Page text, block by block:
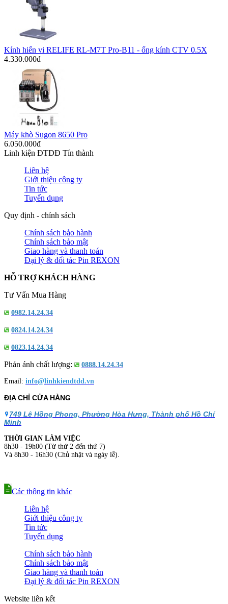
Kính hiển vi RELIFE RL-M7T Pro-B11 - ống kính CTV 0.5X
4.330.000đ
Máy khò Sugon 8650 Pro
6.050.000đ
Linh kiện ĐTDĐ Tín thành
Liên hệ
Giới thiệu công ty
Tin tức
Tuyển dụng
Quy định - chính sách
Chính sách bảo hành
Chính sách bảo mật
Giao hàng và thanh toán
Đại lý & đối tác Pin REXON
HỖ TRỢ KHÁCH HÀNG
Tư Vấn Mua Hàng
0982.14.24.34
0824.14.24.34
0823.14.24.34
Phản ánh chất lượng: 0888.14.24.34
Email: info@linhkiendtdd.vn
ĐỊA CHỈ CỬA HÀNG
749 Lê Hồng Phong, Phường Hòa Hưng, Thành phố Hồ Chí
Minh
THỜI GIAN LÀM VIỆC
8h30 - 19h00 (Từ thứ 2 đến thứ 7)
Và 8h30 - 16h30 (Chủ nhật và ngày lễ).
Các thông tin khác
Liên hệ
Giới thiệu công ty
Tin tức
Tuyển dụng
Chính sách bảo hành
Chính sách bảo mật
Giao hàng và thanh toán
Đại lý & đối tác Pin REXON
Website liên kết